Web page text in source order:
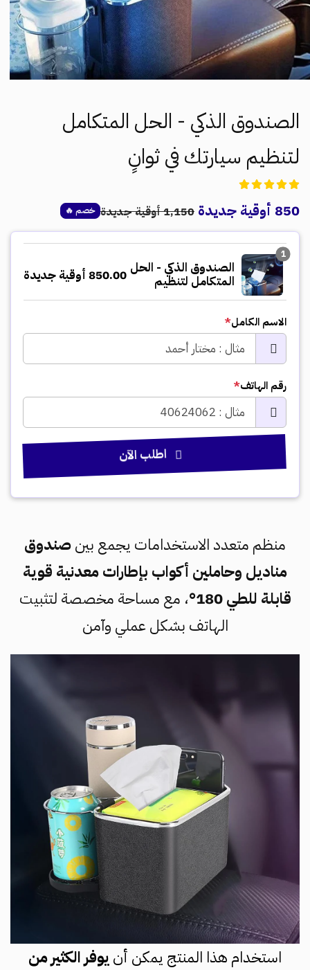
الصندوق الذكي - الحل المتكامل
لتنظيم سيارتك في ثوانٍ
Regular
price
850 أوقية جديدة
Sale
price
1,150 أوقية جديدة خصم 🔥
1
الصندوق الذكي - الحل
المتكامل لتنظيم
سيارتك في ثوانٍ
850.00 أوقية جديدة
الاسم الكامل*
رقم الهاتف*
اطلب الآن
منظم متعدد الاستخدامات يجمع بينصندوق
مناديل وحاملين أكواب بإطارات معدنية قوية
قابلة للطي 180°
، مع مساحة مخصصة لتثبيت
الهاتف بشكل عملي وآمن
استخدام هذا المنتج يمكن أن يوفر الكثير من